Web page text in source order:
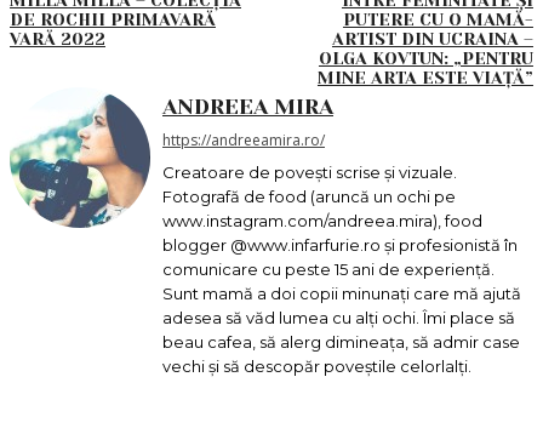
DE ROCHII PRIMAVARĂ
VARĂ 2022
PUTERE CU O MAMĂ-
ARTIST DIN UCRAINA –
OLGA KOVTUN: „PENTRU
MINE ARTA ESTE VIAȚĂ”
ANDREEA MIRA
https://andreeamira.ro/
Creatoare de povești scrise și vizuale.
Fotografă de food (aruncă un ochi pe
www.instagram.com/andreea.mira), food
blogger @www.infarfurie.ro și profesionistă în
comunicare cu peste 15 ani de experiență.
Sunt mamă a doi copii minunați care mă ajută
adesea să văd lumea cu alți ochi. Îmi place să
beau cafea, să alerg dimineața, să admir case
vechi și să descopăr poveștile celorlalți.